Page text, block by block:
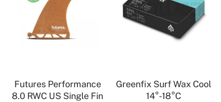
Futures Performance
8.0 RWC US Single Fin
Greenfix Surf Wax Cool
14°-18°C